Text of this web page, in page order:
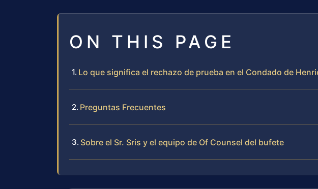
ON THIS PAGE
Lo que significa el rechazo de prueba en el Condado de
Preguntas Frecuentes
Sobre el Sr. Sris y el equipo de Of Counsel del bufete